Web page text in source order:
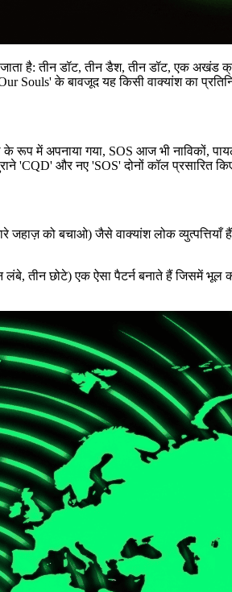
है: तीन डॉट, तीन डैश, तीन डॉट, एक अखंड
Souls' के बावजूद यह किसी वाक्यांश का
रूप में अपनाया गया, SOS आज भी नाविकों,
'CQD' और नए 'SOS' दोनों कॉल प्रसारित
को बचाओ) जैसे वाक्यांश लोक
तीन छोटे) एक ऐसा पैटर्न बनाते हैं जिसमें